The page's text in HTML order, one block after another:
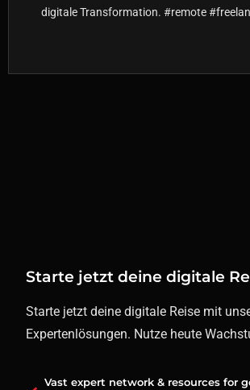
digitale Transformation. #remote
Starte jetzt deine digitale
Starte jetzt deine digitale Reise mit
Expertenlösungen. Nutze heute
Vast expert network & resources for